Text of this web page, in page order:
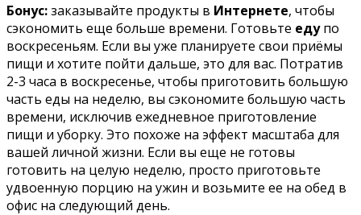
Бонус:заказывайте продукты в Интернете, чтобы
сэкономить еще больше времени. Готовьте едупо
воскресеньям. Если вы уже планируете свои приёмы
пищи и хотите пойти дальше, это для вас. Потратив
2-3 часа в воскресенье, чтобы приготовить большую
часть еды на неделю, вы сэкономите большую часть
времени, исключив ежедневное приготовление
пищи и уборку. Это похоже на эффект масштаба для
вашей личной жизни. Если вы еще не готовы
готовить на целую неделю, просто приготовьте
удвоенную порцию на ужин и возьмите ее на обед в
офис на следующий день.